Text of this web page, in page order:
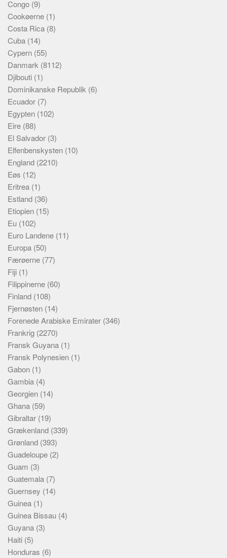
Congo (9)
Cookøerne (1)
Costa Rica (8)
Cuba (14)
Cypern (55)
Danmark (8112)
Djibouti (1)
Dominikanske Republik (6)
Ecuador (7)
Egypten (102)
Eire (88)
El Salvador (3)
Elfenbenskysten (10)
England (2210)
Eøs (12)
Eritrea (1)
Estland (36)
Etiopien (15)
Eu (102)
Euro Landene (11)
Europa (50)
Færøerne (77)
Fiji (1)
Filippinerne (60)
Finland (108)
Fjernøsten (14)
Forenede Arabiske Emirater (346)
Frankrig (2270)
Fransk Guyana (1)
Fransk Polynesien (1)
Gabon (1)
Gambia (4)
Georgien (14)
Ghana (59)
Gibraltar (19)
Grækenland (339)
Grønland (393)
Guadeloupe (2)
Guam (3)
Guatemala (7)
Guernsey (14)
Guinea (1)
Guinea Bissau (4)
Guyana (3)
Haiti (5)
Honduras (6)